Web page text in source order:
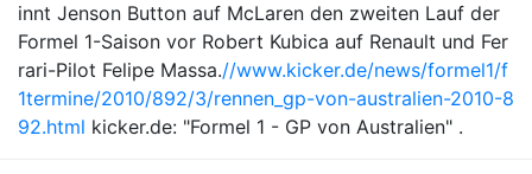
innt Jenson Button auf McLaren den zweiten Lauf der
Formel 1-Saison vor Robert Kubica auf Renault und Fer
rari-Pilot Felipe Massa.//www.kicker.de/news/formel1/f
1termine/2010/892/3/rennen_gp-von-australien-2010-8
92.html kicker.de: "Formel 1 - GP von Australien" .